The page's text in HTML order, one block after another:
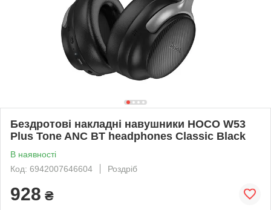
Бездротові накладні навушники HOCO W53
Plus Tone ANC BT headphones Classic Black
В наявності
Код: 6942007646604
Роздріб
928 ₴